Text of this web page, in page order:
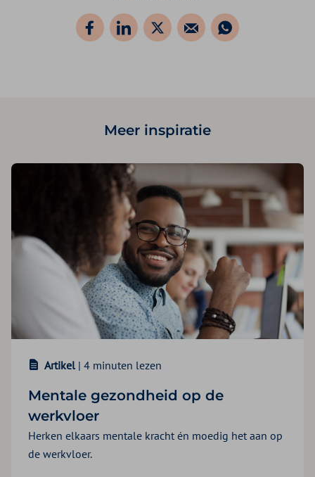
Meer inspiratie
Artikel | 4 minuten lezen
Mentale gezondheid op de
werkvloer
Herken elkaars mentale kracht én moedig het aan op
de werkvloer.